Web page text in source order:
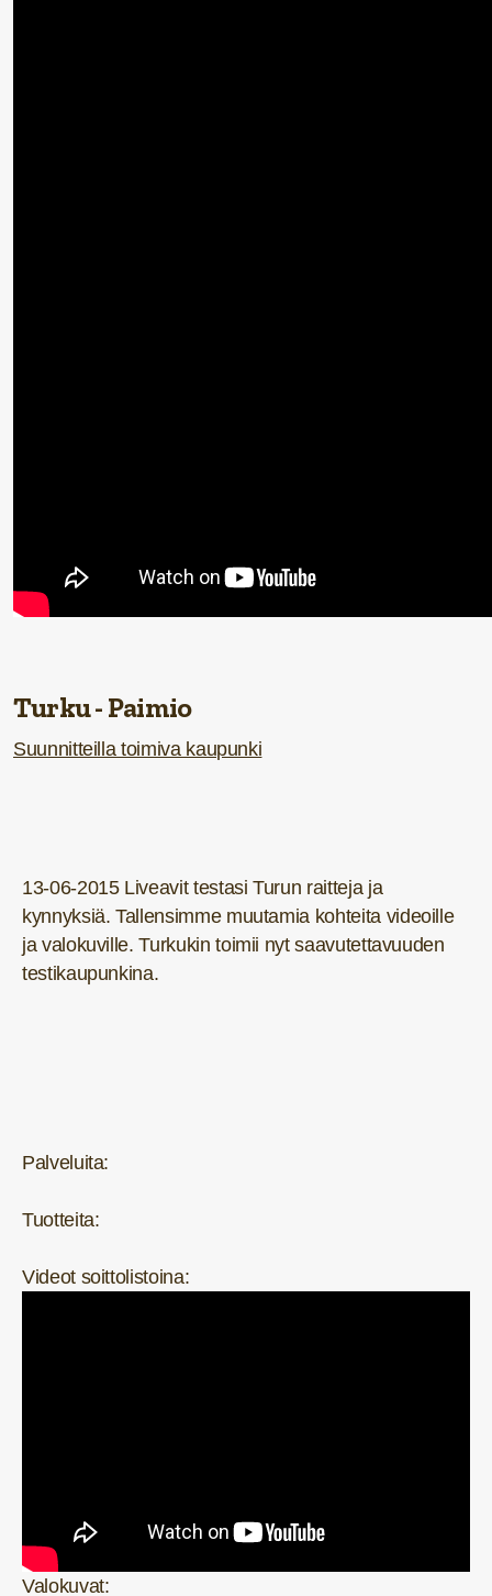
Turku - Paimio
Suunnitteilla toimiva kaupunki
13-06-2015 Liveavit testasi Turun raitteja ja
kynnyksiä. Tallensimme muutamia kohteita videoille
ja valokuville.Turkukin toimii nyt saavutettavuuden
testikaupunkina.
Palveluita:
Tuotteita:
Videot soittolistoina:
Valokuvat: